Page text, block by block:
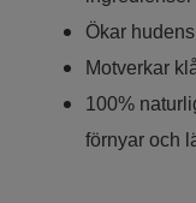
Ökar
Motverkar
100%
förnyar och